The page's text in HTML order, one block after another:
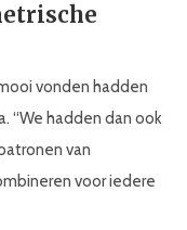
vonden hadden
“We hadden dan ook
van
voor iedere